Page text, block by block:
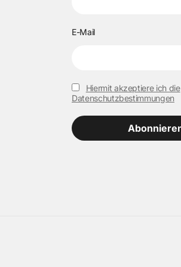
E-Mail
Hiermit akzeptiere ich die
Datenschutzbestimmungen